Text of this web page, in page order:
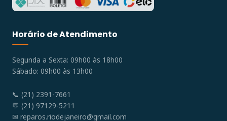
Horário de Atendimento
Segunda a Sexta: 09h00 às 18h00
Sábado: 09h00 às 13h00
📞 (21) 2391-7661
💬 (21) 97129-5211
✉ reparos.riodejaneiro@gmail.com